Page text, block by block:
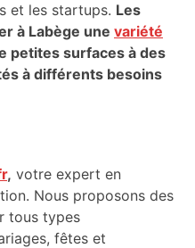
et les startups. Les
à Labège une variété
petites surfaces à des
à différents besoins
, votre expert en
Nous proposons des
tous types
fêtes et